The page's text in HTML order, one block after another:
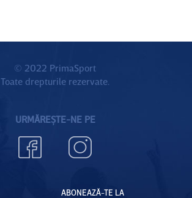
© 2022 PrimaSport
Toate drepturile rezervate.
URMĂREȘTE-NE PE
ABONEAZĂ-TE LA